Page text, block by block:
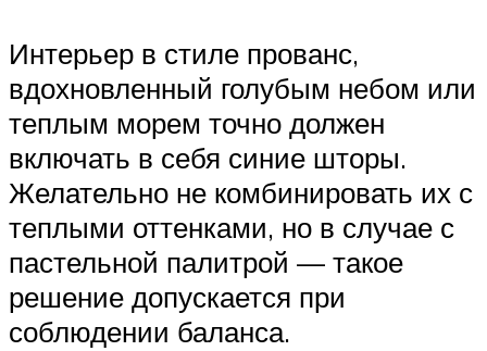
Интерьер в стиле прованс,
вдохновленный голубым небом или
теплым морем точно должен
включать в себя синие шторы.
Желательно не комбинировать их с
теплыми оттенками, но в случае с
пастельной палитрой — такое
решение допускается при
соблюдении баланса.